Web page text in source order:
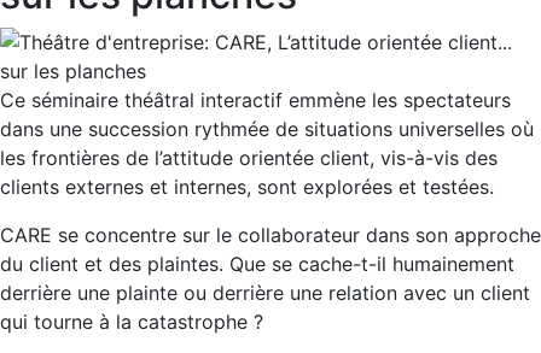
Ce séminaire théâtral interactif emmène les spectateurs
dans une succession rythmée de situations universelles où
les frontières de l’attitude orientée client, vis-à-vis des
clients externes et internes, sont explorées et testées.
CARE se concentre sur le collaborateur dans son approche
du client et des plaintes. Que se cache-t-il humainement
derrière une plainte ou derrière une relation avec un client
qui tourne à la catastrophe ?